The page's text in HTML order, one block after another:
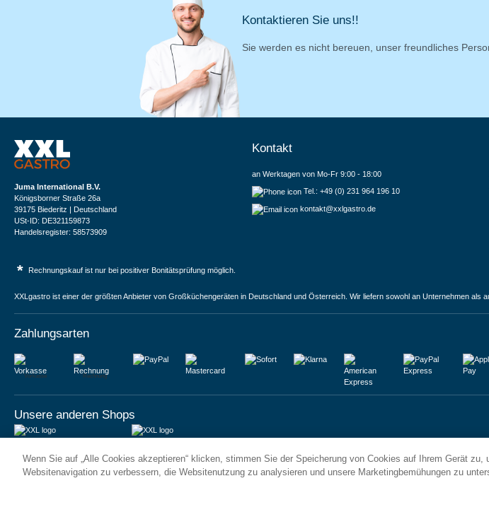
Kontaktieren Sie uns!!
Sie werden es nicht bereuen, unser freundliches
Juma International B.V.
Königsborner Straße 26a
39175 Biederitz | Deutschland
USt-ID: DE321159873
Handelsregister: 58573909
Kontakt
an Werktagen von Mo-Fr 9:00 - 18:00
Tel.: +49 (0) 231 964 196 10
kontakt@xxlgastro.de
* Rechnungskauf ist nur bei positiver Bonitätsprüfung möglich.
XXLgastro ist einer der größten Anbieter von Großküchengeräten in Deutschland und Österreich. Wir liefern sowohl an Unternehmen als
Zahlungsarten
Vorkasse Rechnung
Unsere anderen Shops
6 Rue des Bateliers
92110 Clichy | France
Vrijheidweg 34
1521RR Wormerveer | Nederland
Wenn Sie auf „Alle Cookies akzeptieren“ klicken, stimmen Sie der Speicherung von Cookies auf Ihrem Gerät zu,
Websitenavigation zu verbessern, die Websitenutzung zu analysieren und unsere Marketingbemühungen zu